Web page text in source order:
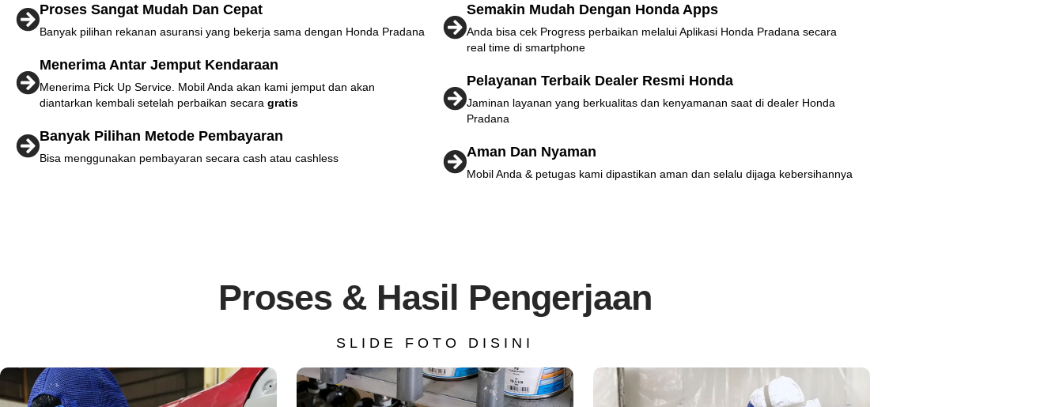
Proses Sangat Mudah Dan Cepat
Banyak pilihan rekanan asuransi yang bekerja sama dengan Honda Pradana
Menerima Antar Jemput Kendaraan
Menerima Pick Up Service. Mobil Anda akan kami jemput dan akan
diantarkan kembali setelah perbaikan secara gratis
Banyak Pilihan Metode Pembayaran
Bisa menggunakan pembayaran secara cash atau cashless
Semakin Mudah Dengan Honda Apps
Anda bisa cek Progress perbaikan melalui Aplikasi Honda Pradana secara
real time di smartphone
Pelayanan Terbaik Dealer Resmi Honda
Jaminan layanan yang berkualitas dan kenyamanan saat di dealer Honda
Pradana
Aman Dan Nyaman
Mobil Anda & petugas kami dipastikan aman dan selalu dijaga kebersihannya
Proses & Hasil Pengerjaan
SLIDE FOTO DISINI